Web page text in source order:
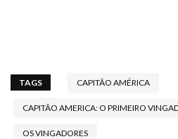
TAGS CAPITÃO AMÉRICA
CAPITÃO AMERICA: O PRIMEIRO
OS VINGADORES